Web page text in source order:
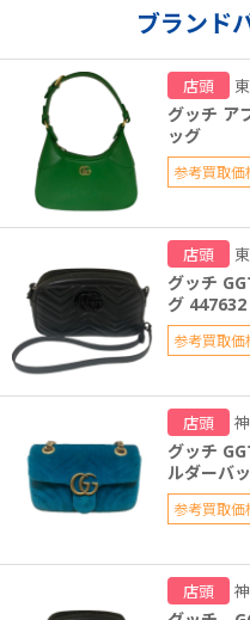
ブランド
店頭
グッチ ア
ッグ
参考買取価
店頭
グッチ
グ 447632
参考買取価
店頭
グッチ
ルダーバ
参考買取価
店頭